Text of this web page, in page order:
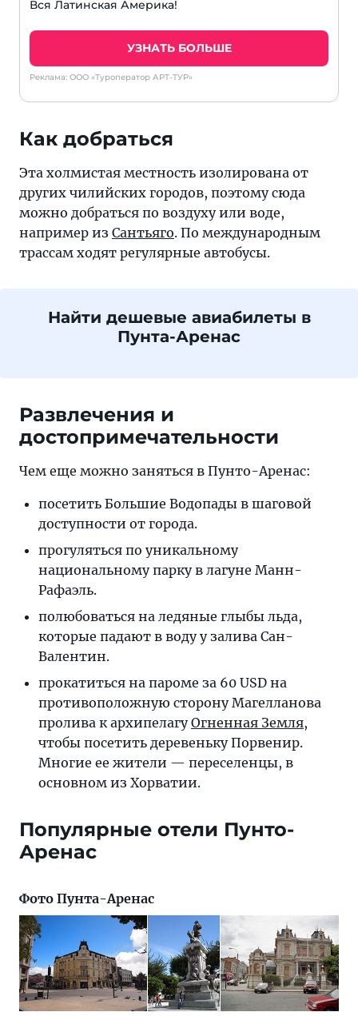
Вся Латинская Америка!
УЗНАТЬ БОЛЬШЕ
Реклама: ООО «Туроператор АРТ-ТУР»
Как добраться
Эта холмистая местность изолирована от
других чилийских городов, поэтому сюда
можно добраться по воздуху или воде,
например из Сантьяго. По международным
трассам ходят регулярные автобусы.
Найти дешевые авиабилеты в
Пунта-Аренас
Развлечения и
достопримечательности
Чем еще можно заняться в Пунто-Аренас:
посетить Большие Водопады в шаговой
доступности от города.
прогуляться по уникальному
национальному парку в лагуне Манн-
Рафаэль.
полюбоваться на ледяные глыбы льда,
которые падают в воду у залива Сан-
Валентин.
прокатиться на пароме за 60 USD на
противоположную сторону Магелланова
пролива к архипелагуОгненная Земля,
чтобы посетить деревеньку Порвенир.
Многие ее жители — переселенцы, в
основном из Хорватии.
Популярные отели Пунто-
Аренас
Фото Пунта-Аренас